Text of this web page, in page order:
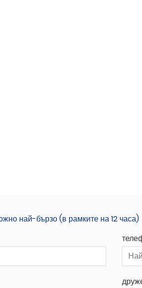
най-бързо (в рамките на 12 часа)